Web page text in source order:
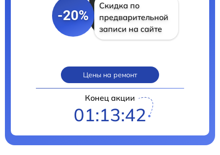
-20%
Скидка по
предварительной
записи на сайте
Цены на ремонт
Конец акции
01:13:41